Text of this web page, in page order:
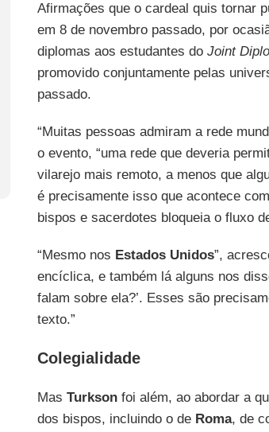
Afirmações que o cardeal quis tornar
em 8 de novembro passado, por
diplomas aos estudantes do Joint
promovido conjuntamente pelas
passado.
“Muitas pessoas admiram a rede
o evento, “uma rede que deveria
vilarejo mais remoto, a menos que
é precisamente isso que acontece
bispos e sacerdotes bloqueia o fluxo
“Mesmo nos Estados Unidos”,
encíclica, e também lá alguns nos
falam sobre ela?’. Esses são
texto.”
Colegialidade
Mas Turksonfoi além, ao abordar a
dos bispos, incluindo o de Roma, de